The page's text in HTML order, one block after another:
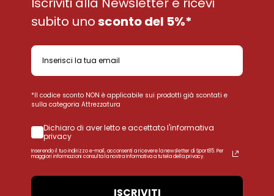
subito unosconto del 5%*
*Il codice sconto NON è applicabile sui prodotti già scontati e
sulla categoria Attrezzatura
Dichiaro di aver letto e accettato l'informativa
privacy
Inserendo il tuo indirizzo e-mail, acconsenti a ricevere la newsletter di Sport85. Per
maggiori informazioni consulta la nostra Informativa a tutela della privacy.
ISCRIVITI